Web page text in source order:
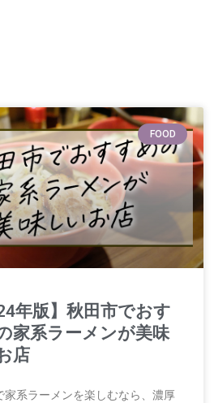
FOOD
年版】秋田市でおす
家系ラーメンが美味
店
家系ラーメンを楽しむなら、濃厚